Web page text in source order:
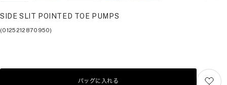
SIDE SLIT POINTED TOE PUMPS
(0125212870950)
バッグに入れる